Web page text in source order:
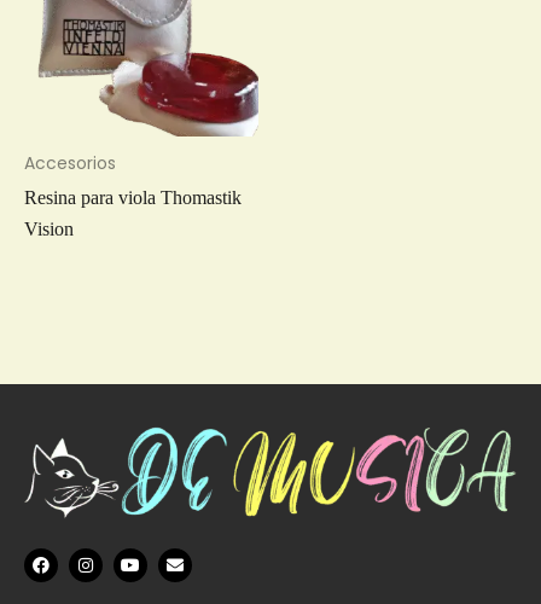
Accesorios
Resina para viola Thomastik
Vision
F
a
c
I
n
s
Y
o
u
E
n
v